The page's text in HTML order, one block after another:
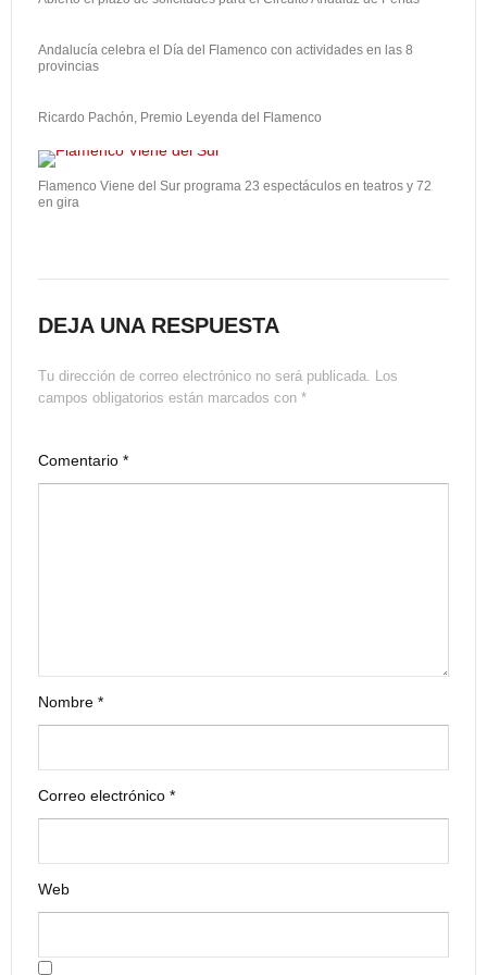
Andalucía celebra el Día del Flamenco con actividades en las 8
provincias
Ricardo Pachón, Premio Leyenda del Flamenco
Flamenco Viene del Sur programa 23 espectáculos en teatros y 72
en gira
DEJA UNA RESPUESTA
Tu dirección de correo electrónico no será publicada. Los
campos obligatorios están marcados con *
Comentario *
Nombre *
Correo electrónico *
Web